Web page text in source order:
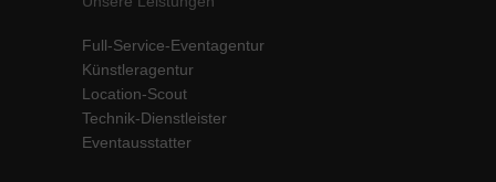
Full-Service-Eventagentur
Künstleragentur
Location-Scout
Technik-Dienstleister
Eventausstatter
standardmäßig blockiert. Wenn Cookies von externen Medien akzeptiert
werden, bedarf der Zugriff auf diese Inhalte keiner manuellen Einwilligung
Cookie-Informationen anzeigen
powered by Borlabs Cookie